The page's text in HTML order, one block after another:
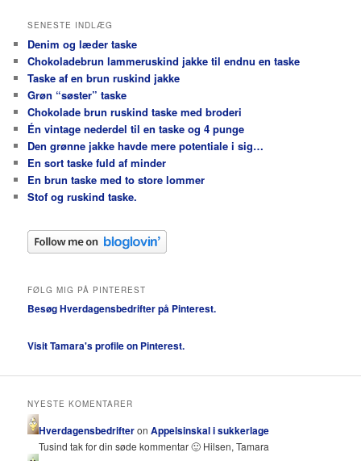
SENESTE INDLÆG
Denim og læder taske
Chokoladebrun lammeruskind jakke til endnu en taske
Taske af en brun ruskind jakke
Grøn “søster” taske
Chokolade brun ruskind taske med broderi
Én vintage nederdel til en taske og 4 punge
Den grønne jakke havde mere potentiale i sig…
En sort taske fuld af minder
En brun taske med to store lommer
Stof og ruskind taske.
FØLG MIG PÅ PINTEREST
Besøg Hverdagensbedrifter på Pinterest.
Visit Tamara's profile on Pinterest.
NYESTE KOMENTARER
HverdagensbedrifteronAppelsinskal i sukkerlage
Tusind tak for din søde kommentar 🙂 Hilsen, Tamara